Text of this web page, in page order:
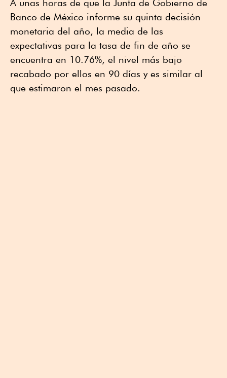
A unas horas de que la Junta de Gobierno de
Banco de México informe su quinta decisión
monetaria del año, la media de las
expectativas para la tasa de fin de año se
encuentra en 10.76%, el nivel más bajo
recabado por ellos en 90 días y es similar al
que estimaron el mes pasado.